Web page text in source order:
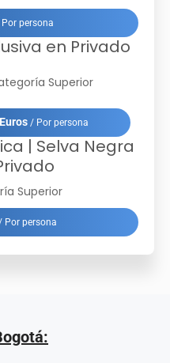
persona
en Privado
Superior
/ Por persona
| Selva Negra
Superior
Por persona